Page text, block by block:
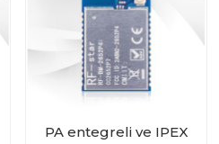
PA entegreli ve IPEX